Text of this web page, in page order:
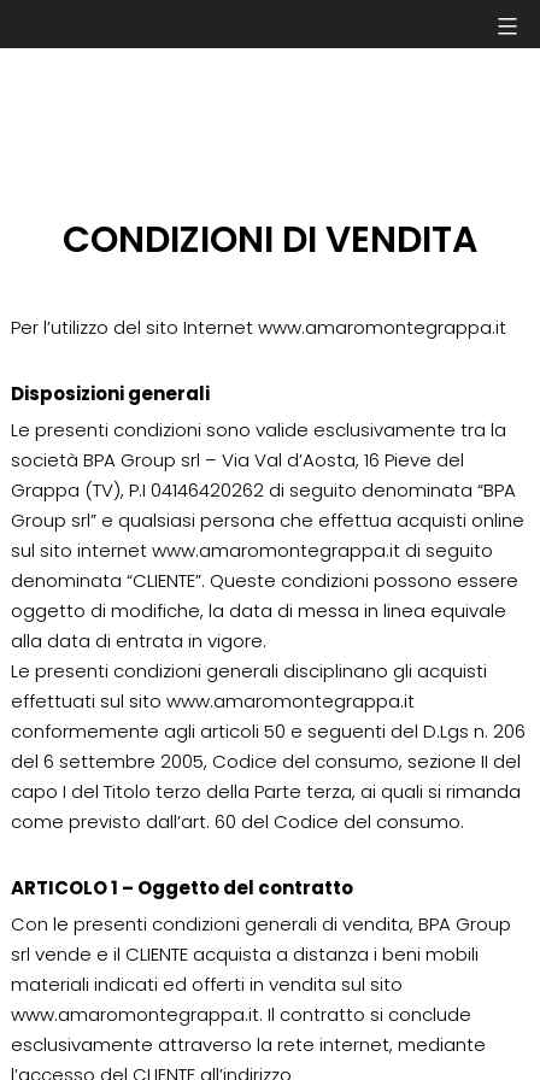
CONDIZIONI DI VENDITA
Per l’utilizzo del sito Internet www.amaromontegrappa.it
Disposizioni generali
Le presenti condizioni sono valide esclusivamente tra la
società BPA Group srl – Via Val d’Aosta, 16 Pieve del
Grappa (TV), P.I 04146420262 di seguito denominata “BPA
Group srl” e qualsiasi persona che effettua acquisti online
sul sito internet www.amaromontegrappa.it di seguito
denominata “CLIENTE”. Queste condizioni possono essere
oggetto di modifiche, la data di messa in linea equivale
alla data di entrata in vigore.
Le presenti condizioni generali disciplinano gli acquisti
effettuati sul sito www.amaromontegrappa.it
conformemente agli articoli 50 e seguenti del D.Lgs n. 206
del 6 settembre 2005, Codice del consumo, sezione II del
capo I del Titolo terzo della Parte terza, ai quali si rimanda
come previsto dall’art. 60 del Codice del consumo.
ARTICOLO 1 – Oggetto del contratto
Con le presenti condizioni generali di vendita, BPA Group
srl vende e il CLIENTE acquista a distanza i beni mobili
materiali indicati ed offerti in vendita sul sito
www.amaromontegrappa.it. Il contratto si conclude
esclusivamente attraverso la rete internet, mediante
l’accesso del CLIENTE all’indirizzo